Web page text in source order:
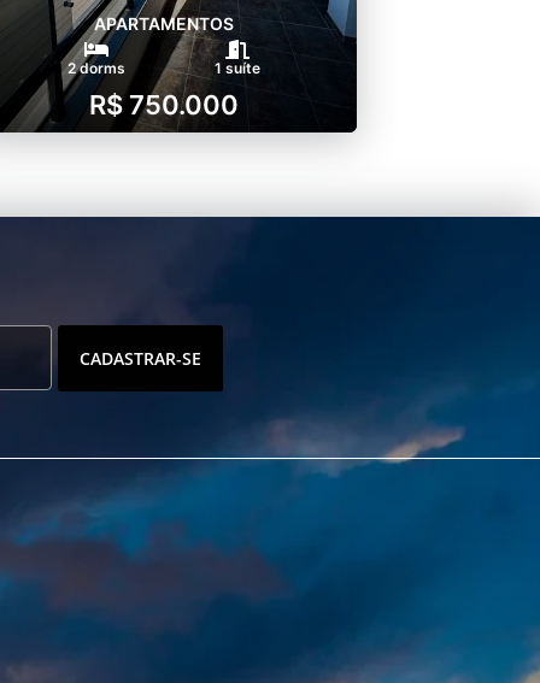
APARTAMENTOS
2 dorms 1 suíte
R$ 750.000
CADASTRAR-SE